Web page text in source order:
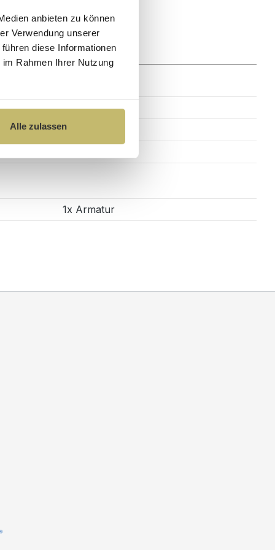
anbieten zu können
Verwendung unserer
diese Informationen
Rahmen Ihrer Nutzung
Alle zulassen
Zahlung
14 cm
6,6 cm
1x Armatur